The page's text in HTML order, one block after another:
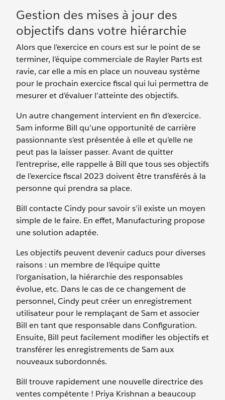
Gestion des mises à jour des
objectifs dans votre hiérarchie
Alors que l’exercice en cours est sur le point de se
terminer, l’équipe commerciale de Rayler Parts est
ravie, car elle a mis en place un nouveau système
pour le prochain exercice fiscal qui lui permettra de
mesurer et d’évaluer l’atteinte des objectifs.
Un autre changement intervient en fin d’exercice.
Sam informe Bill qu’une opportunité de carrière
passionnante s’est présentée à elle et qu’elle ne
peut pas la laisser passer. Avant de quitter
l’entreprise, elle rappelle à Bill que tous ses objectifs
de l’exercice fiscal 2023 doivent être transférés à la
personne qui prendra sa place.
Bill contacte Cindy pour savoir s’il existe un moyen
simple de le faire. En effet, Manufacturing propose
une solution adaptée.
Les objectifs peuvent devenir caducs pour diverses
raisons : un membre de l’équipe quitte
l’organisation, la hiérarchie des responsables
évolue, etc. Dans le cas de ce changement de
personnel, Cindy peut créer un enregistrement
utilisateur pour le remplaçant de Sam et associer
Bill en tant que responsable dans Configuration.
Ensuite, Bill peut facilement modifier les objectifs et
transférer les enregistrements de Sam aux
nouveaux subordonnés.
Bill trouve rapidement une nouvelle directrice des
ventes compétente ! Priya Krishnan a beaucoup